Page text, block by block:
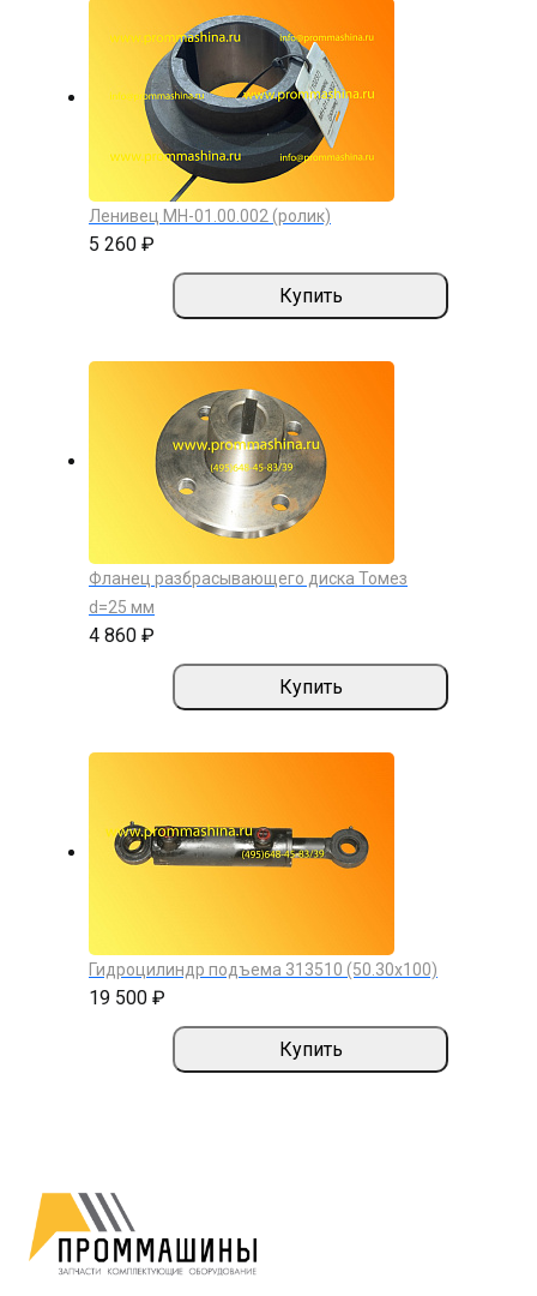
Ленивец МН-01.00.002 (ролик)
5 260 ₽
Купить
Фланец разбрасывающего диска Томез
d=25 мм
4 860 ₽
Купить
Гидроцилиндр подъема 313510 (50.30х100)
19 500 ₽
Купить